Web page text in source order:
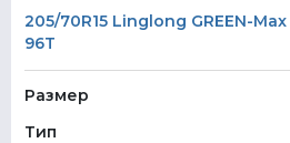
205/70R15 Linglong GREEN-
96T
Размер
Тип